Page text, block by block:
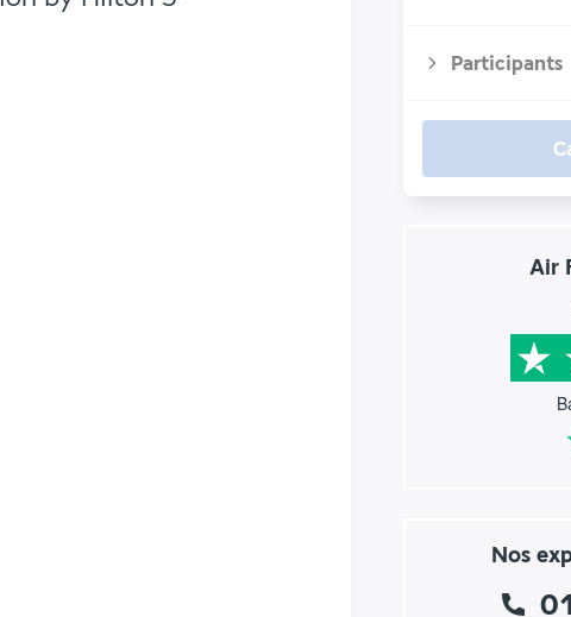
Participants
Air
Nos